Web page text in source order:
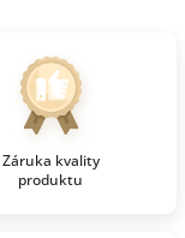
Záruka kvality
produktu